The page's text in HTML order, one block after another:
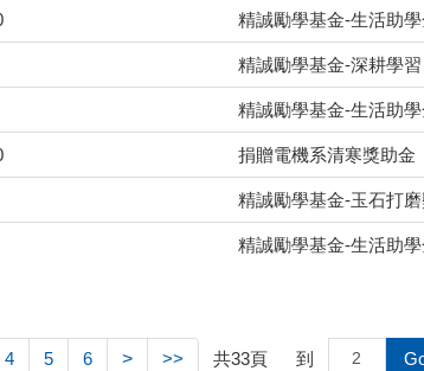
精誠勵學基金-生活助
精誠勵學基金-深耕學
精誠勵學基金-生活助
捐贈電機系清寒獎助金
精誠勵學基金-玉石打
精誠勵學基金-生活助
4 5 6 > >> 共33頁 到